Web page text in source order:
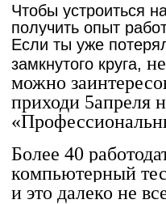
Чтобы устроиться
получить опыт
Если ты уже
замкнутого круга,
можно
приходи
Более 40
компьютерный
и это далеко не